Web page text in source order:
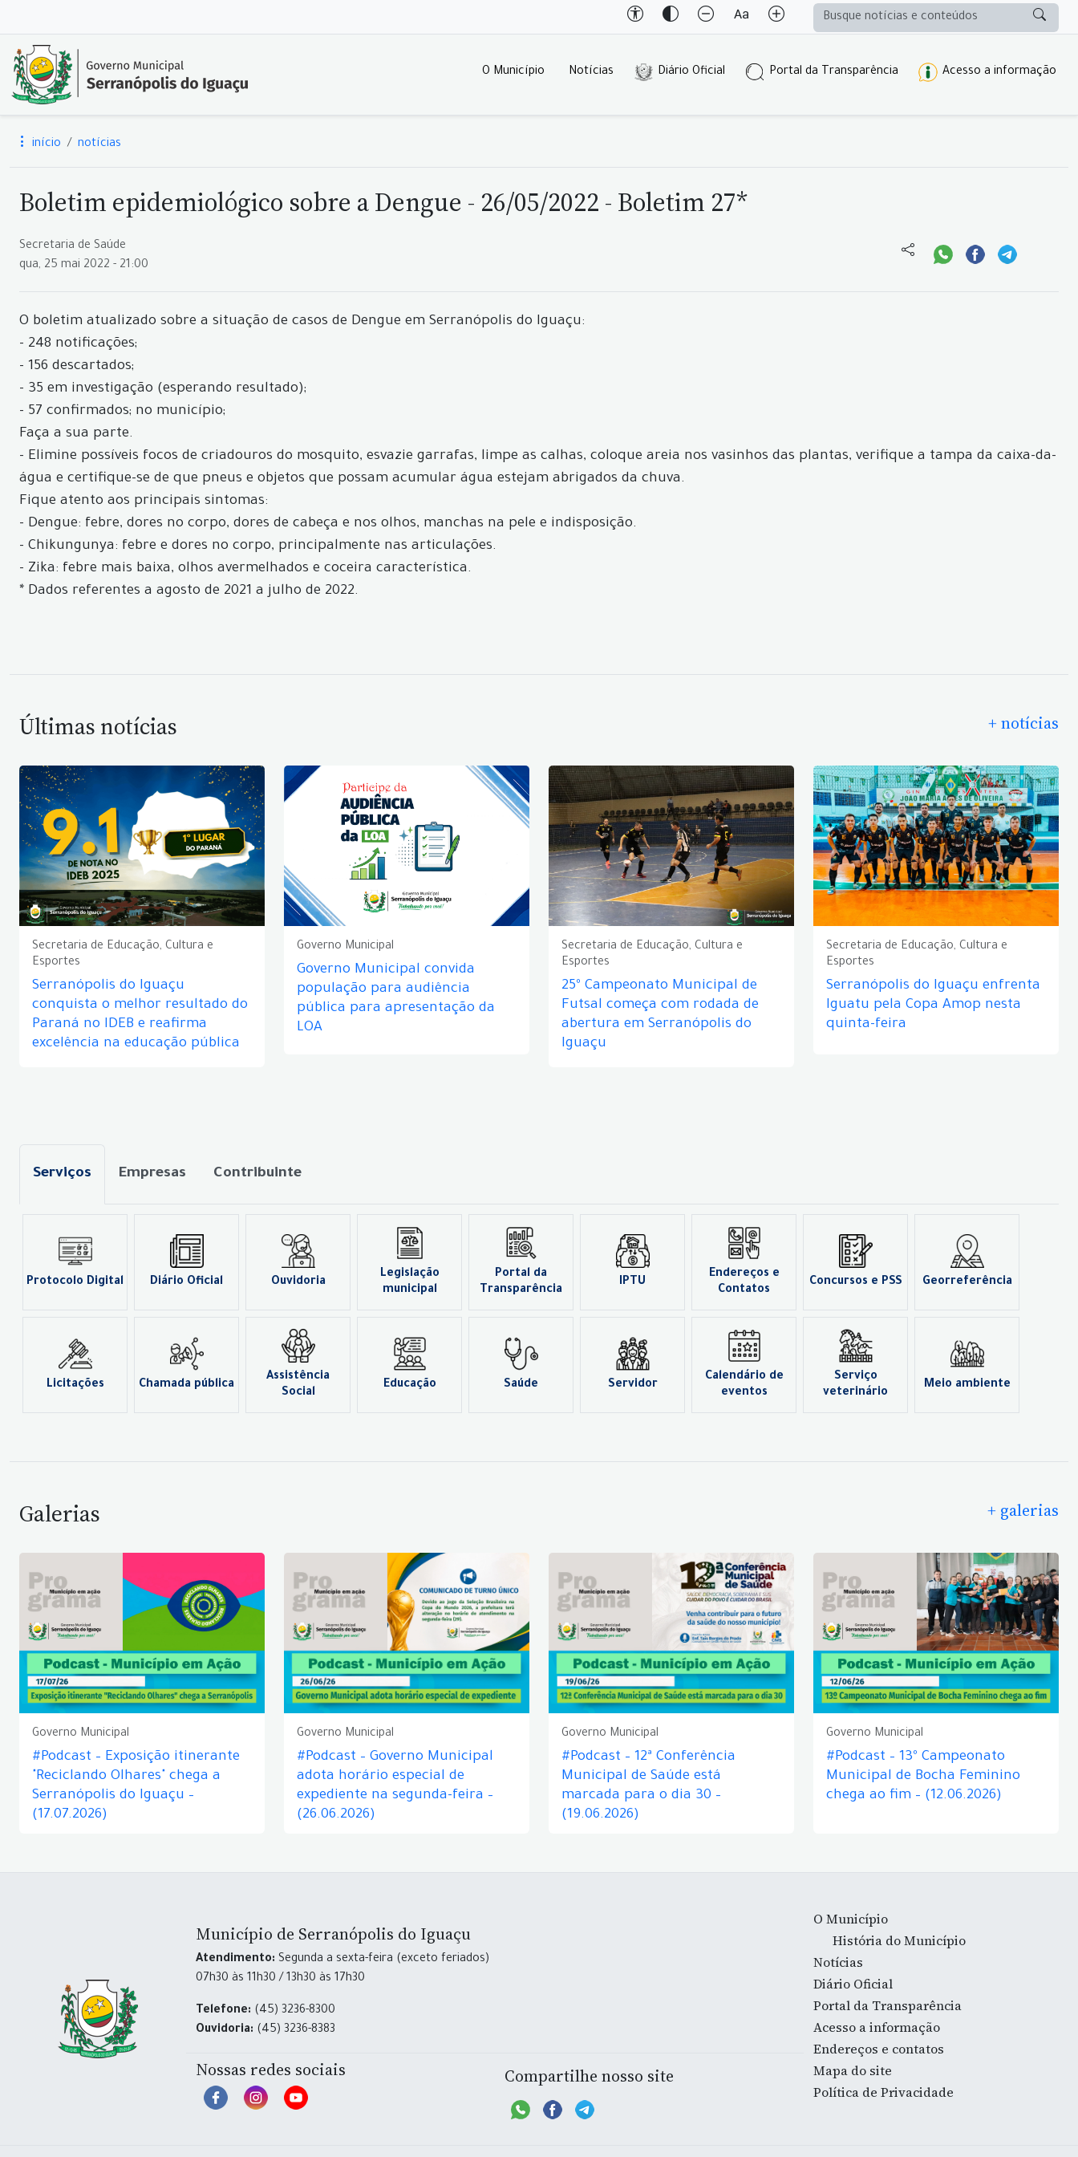
O Município Notícias Diário Oficial Portal da Transparência Acesso a informação
início notícias
Boletim epidemiológico sobre a Dengue - 26/05/2022 - Boletim 27*
Secretaria de Saúde
qua, 25 mai 2022 - 21:00
O boletim atualizado sobre a situação de casos de Dengue em Serranópolis do Iguaçu:
- 248 notificações;
- 156 descartados;
- 35 em investigação (esperando resultado);
- 57 confirmados; no município;
Faça a sua parte.
- Elimine possíveis focos de criadouros do mosquito, esvazie garrafas, limpe as calhas, coloque areia nos vasinhos das plantas, verifique a tampa da caixa-da-
água e certifique-se de que pneus e objetos que possam acumular água estejam abrigados da chuva.
Fique atento aos principais sintomas:
- Dengue: febre, dores no corpo, dores de cabeça e nos olhos, manchas na pele e indisposição.
- Chikungunya: febre e dores no corpo, principalmente nas articulações.
- Zika: febre mais baixa, olhos avermelhados e coceira característica.
* Dados referentes a agosto de 2021 a julho de 2022.
Últimas notícias + notícias
Secretaria de Educação, Cultura e
Esportes
Serranópolis do Iguaçu
conquista o melhor resultado do
Paraná no IDEB e reafirma
excelência na educação pública
Governo Municipal
Governo Municipal convida
população para audiência
pública para apresentação da
LOA
Secretaria de Educação, Cultura e
Esportes
25º Campeonato Municipal de
Futsal começa com rodada de
abertura em Serranópolis do
Iguaçu
Secretaria de Educação, Cultura e
Esportes
Serranópolis do Iguaçu enfrenta
Iguatu pela Copa Amop nesta
quinta-feira
Serviços Empresas Contribuinte
Protocolo Digital Diário Oficial Ouvidoria
Legislação
municipal
Portal da
Transparência
IPTU
Endereços e
Contatos
Concursos e PSS Georreferência
Licitações Chamada pública
Assistência
Social
Educação Saúde Servidor
Calendário de
eventos
Serviço
veterinário
Meio ambiente
Galerias + galerias
Governo Municipal
#Podcast – Exposição itinerante
"Reciclando Olhares" chega a
Serranópolis do Iguaçu –
(17.07.2026)
Governo Municipal
#Podcast – Governo Municipal
adota horário especial de
expediente na segunda-feira –
(26.06.2026)
Governo Municipal
#Podcast – 12ª Conferência
Municipal de Saúde está
marcada para o dia 30 –
(19.06.2026)
Governo Municipal
#Podcast – 13º Campeonato
Municipal de Bocha Feminino
chega ao fim – (12.06.2026)
Município de Serranópolis do Iguaçu
Atendimento: Segunda a sexta-feira (exceto feriados)
07h30 às 11h30 / 13h30 às 17h30
Telefone: (45) 3236-8300
Ouvidoria: (45) 3236-8383
Nossas redes sociais Compartilhe nosso site
O Município
História do Município
Notícias
Diário Oficial
Portal da Transparência
Acesso a informação
Endereços e contatos
Mapa do site
Política de Privacidade